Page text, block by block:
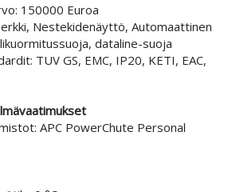
150000 Euroa
Nestekidenäyttö, Automaattinen
dataline-suoja
TUV GS, EMC, IP20, KETI, EAC,
APC PowerChute Personal